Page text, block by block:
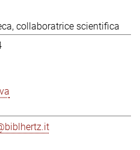
collaboratrice scientifica